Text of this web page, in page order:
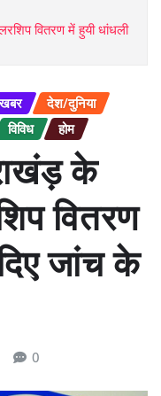
वितरण में हुयी धांधली
देश/दुनिया
विविध होम
के
वितरण
जांच के
0